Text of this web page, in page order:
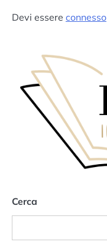
Devi essere connesso
Cerca